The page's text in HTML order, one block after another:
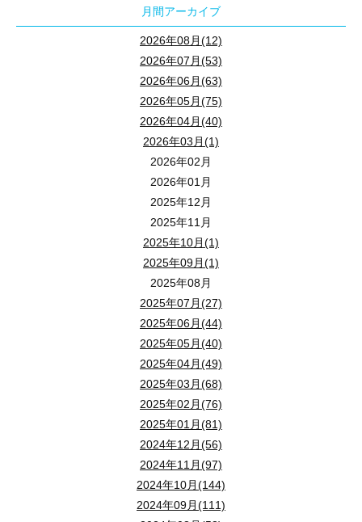
月間アーカイブ
2026年08月(12)
2026年07月(53)
2026年06月(63)
2026年05月(75)
2026年04月(40)
2026年03月(1)
2026年02月
2026年01月
2025年12月
2025年11月
2025年10月(1)
2025年09月(1)
2025年08月
2025年07月(27)
2025年06月(44)
2025年05月(40)
2025年04月(49)
2025年03月(68)
2025年02月(76)
2025年01月(81)
2024年12月(56)
2024年11月(97)
2024年10月(144)
2024年09月(111)